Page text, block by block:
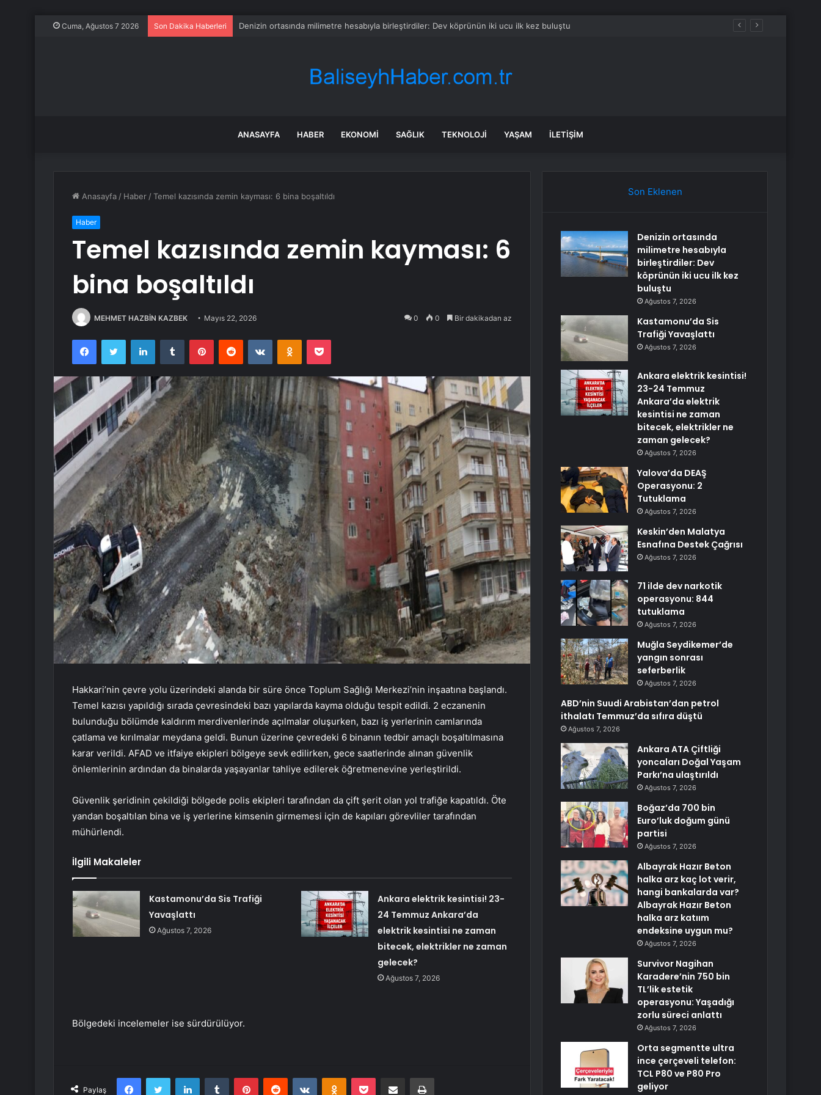
Cuma, Ağustos 7 2026 Son Dakika Haberleri Kastamonu’da Sis Trafiği Yavaşlattı
ANASAYFA HABER EKONOMI SAĞLIK TEKNOLOJI YAŞAM İLETIŞIM
Anasayfa / Haber /Temel kazısında zemin kayması: 6 bina boşaltıldı
Haber
Temel kazısında zemin kayması: 6
bina boşaltıldı
MEHMET HAZBİN KAZBEK Mayıs 22, 2026 0 0 Bir dakikadan az
FacebookTwitter LinkedInTumblr PinterestReddit VKontakteOdnoklassniki
Pocket
Hakkari’nin çevre yolu üzerindeki alanda bir süre önce Toplum Sağlığı Merkezi’nin inşaatına başlandı.
Temel kazısı yapıldığı sırada çevresindeki bazı yapılarda kayma olduğu tespit edildi. 2 eczanenin
bulunduğu bölümde kaldırım merdivenlerinde açılmalar oluşurken, bazı iş yerlerinin camlarında
çatlama ve kırılmalar meydana geldi. Bunun üzerine çevredeki 6 binanın tedbir amaçlı boşaltılmasına
karar verildi. AFAD ve itfaiye ekipleri bölgeye sevk edilirken, gece saatlerinde alınan güvenlik
önlemlerinin ardından da binalarda yaşayanlar tahliye edilerek öğretmenevine yerleştirildi.
Güvenlik şeridinin çekildiği bölgede polis ekipleri tarafından da çift şerit olan yol trafiğe kapatıldı. Öte
yandan boşaltılan bina ve iş yerlerine kimsenin girmemesi için de kapıları görevliler tarafından
mühürlendi.
İlgili Makaleler
Kastamonu’da Sis Trafiği
Yavaşlattı
Ağustos 7, 2026
Ankara elektrik kesintisi! 23-
24 Temmuz Ankara’da
elektrik kesintisi ne zaman
bitecek, elektrikler ne zaman
gelecek?
Ağustos 7, 2026
Bölgedeki incelemeler ise sürdürülüyor.
Paylaş
FacebookTwitter LinkedInTumblr PinterestReddit VKontakteOdnoklassniki
Pocket E-Posta ile paylaş Yazdır
Son Eklenen
Denizin ortasında
milimetre hesabıyla
birleştirdiler: Dev
köprünün iki ucu ilk kez
buluştu
Ağustos 7, 2026
Kastamonu’da Sis
Trafiği Yavaşlattı
Ağustos 7, 2026
Ankara elektrik kesintisi!
23-24 Temmuz
Ankara’da elektrik
kesintisi ne zaman
bitecek, elektrikler ne
zaman gelecek?
Ağustos 7, 2026
Yalova’da DEAŞ
Operasyonu: 2
Tutuklama
Ağustos 7, 2026
Keskin’den Malatya
Esnafına Destek Çağrısı
Ağustos 7, 2026
71 ilde dev narkotik
operasyonu: 844
tutuklama
Ağustos 7, 2026
Muğla Seydikemer’de
yangın sonrası
seferberlik
Ağustos 7, 2026
ABD’nin Suudi Arabistan’dan petrol
ithalatı Temmuz’da sıfıra düştü
Ağustos 7, 2026
Ankara ATA Çiftliği
yoncaları Doğal Yaşam
Parkı’na ulaştırıldı
Ağustos 7, 2026
Boğaz’da 700 bin
Euro’luk doğum günü
partisi
Ağustos 7, 2026
Albayrak Hazır Beton
halka arz kaç lot verir,
hangi bankalarda var?
Albayrak Hazır Beton
halka arz katıım
endeksine uygun mu?
Ağustos 7, 2026
Survivor Nagihan
Karadere’nin 750 bin
TL’lik estetik
operasyonu: Yaşadığı
zorlu süreci anlattı
Ağustos 7, 2026
Orta segmentte ultra
ince çerçeveli telefon:
TCL P80 ve P80 Pro
geliyor